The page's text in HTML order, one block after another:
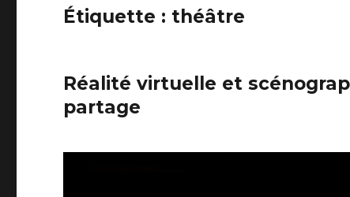
Étiquette : théâtre
Réalité virtuelle et
partage